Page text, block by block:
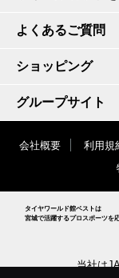
よくあるご質問
ショッピング
グループサイト
会社概要 利用規
タイヤワールド館ベストは
宮城で活躍するプロスポーツを
当社は